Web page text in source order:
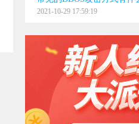
2021-10-29 17:59:19